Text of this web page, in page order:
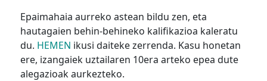
Epaimahaia aurreko astean bildu zen, eta
hautagaien behin-behineko kalifikazioa kaleratu
du. HEMEN ikusi daiteke zerrenda. Kasu honetan
ere, izangaiek uztailaren 10era arteko epea dute
alegazioak aurkezteko.